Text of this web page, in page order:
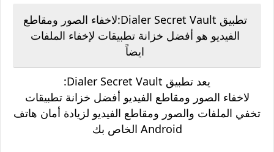
تطبيق Dialer Secret Vault:
لاخفاء الصور ومقاطع
الفيديو هو أفضل خزانة تطبيقات لإخفاء الملفات
ايضاً
يعد تطبيق Dialer Secret Vault:
لاخفاء الصور ومقاطع الفيديو أفضل خزانة تطبيقات
تخفي الملفات والصور ومقاطع الفيديو لزيادة أمان هاتف
Android الخاص بك